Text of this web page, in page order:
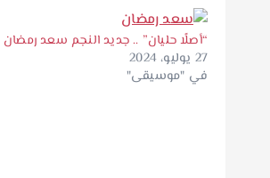
“أصلًا حليان” .. جديد النجم سعد رمضان
27 يوليو، 2024
في "موسيقى"